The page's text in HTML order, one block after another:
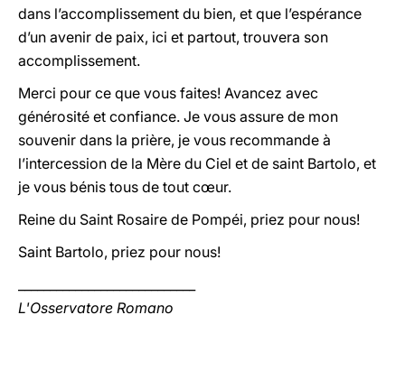
dans l’accomplissement du bien, et que l’espérance
d’un avenir de paix, ici et partout, trouvera son
accomplissement.
Merci pour ce que vous faites! Avancez avec
générosité et confiance. Je vous assure de mon
souvenir dans la prière, je vous recommande à
l’intercession de la Mère du Ciel et de saint Bartolo, et
je vous bénis tous de tout cœur.
Reine du Saint Rosaire de Pompéi, priez pour nous!
Saint Bartolo, priez pour nous!
L'Osservatore Romano